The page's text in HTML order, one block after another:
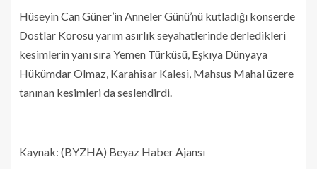
Hüseyin Can Güner’in Anneler Günü’nü kutladığı konserde
Dostlar Korosu yarım asırlık seyahatlerinde derledikleri
kesimlerin yanı sıra Yemen Türküsü, Eşkıya Dünyaya
Hükümdar Olmaz, Karahisar Kalesi, Mahsus Mahal üzere
tanınan kesimleri da seslendirdi.
Kaynak: (BYZHA) Beyaz Haber Ajansı